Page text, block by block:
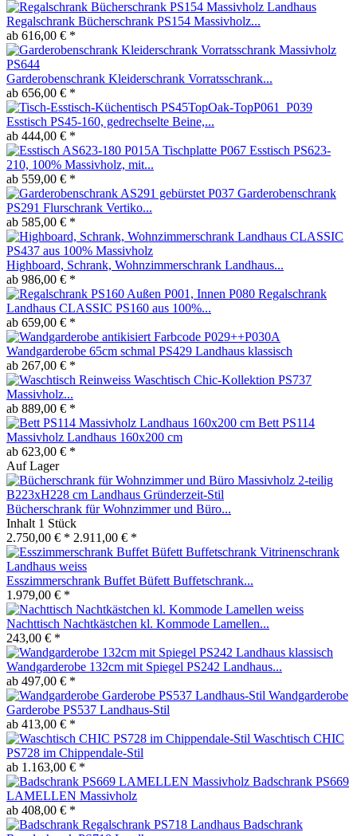
Regalschrank Bücherschrank PS154 Massivholz...
ab 616,00 € *
Garderobenschrank Kleiderschrank Vorratsschrank...
ab 656,00 € *
Esstisch PS45-160, gedrechselte Beine,...
ab 444,00 € *
Esstisch PS623-
210, 100% Massivholz, mit...
ab 559,00 € *
Garderobenschrank
PS291 Flurschrank Vertiko...
ab 585,00 € *
Highboard, Schrank, Wohnzimmerschrank Landhaus...
ab 986,00 € *
Regalschrank
Landhaus CLASSIC PS160 aus 100%...
ab 659,00 € *
Wandgarderobe 65cm schmal PS429 Landhaus klassisch
ab 267,00 € *
Waschtisch Chic-Kollektion PS737
Massivholz...
ab 889,00 € *
Bett PS114
Massivholz Landhaus 160x200 cm
ab 623,00 € *
Auf Lager
Bücherschrank für Wohnzimmer und Büro...
Inhalt 1 Stück
2.750,00 € * 2.911,00 € *
Esszimmerschrank Buffet Büfett Buffetschrank...
1.979,00 € *
Nachttisch Nachtkästchen kl. Kommode Lamellen...
243,00 € *
Wandgarderobe 132cm mit Spiegel PS242 Landhaus...
ab 497,00 € *
Wandgarderobe
Garderobe PS537 Landhaus-Stil
ab 413,00 € *
Waschtisch CHIC
PS728 im Chippendale-Stil
ab 1.163,00 € *
Badschrank PS669
LAMELLEN Massivholz
ab 408,00 € *
Badschrank